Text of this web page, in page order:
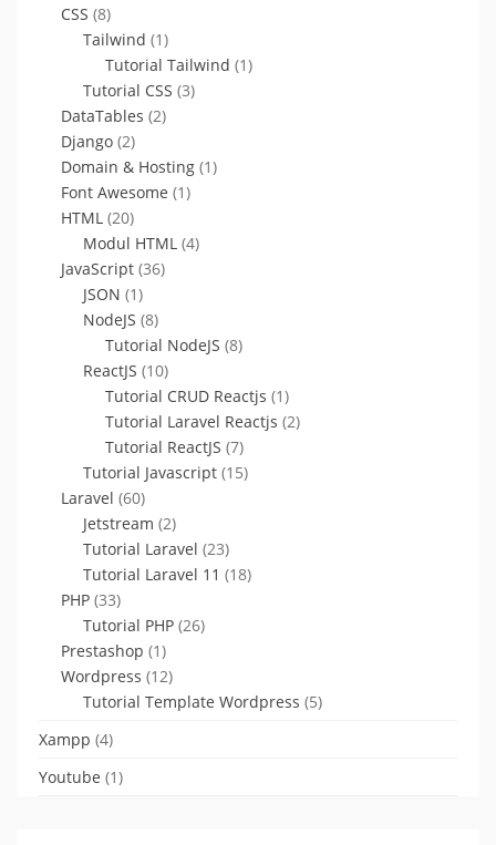
CSS (8)
Tailwind (1)
Tutorial Tailwind (1)
Tutorial CSS (3)
DataTables (2)
Django (2)
Domain & Hosting (1)
Font Awesome (1)
HTML (20)
Modul HTML (4)
JavaScript (36)
JSON (1)
NodeJS (8)
Tutorial NodeJS (8)
ReactJS (10)
Tutorial CRUD Reactjs (1)
Tutorial Laravel Reactjs (2)
Tutorial ReactJS (7)
Tutorial Javascript (15)
Laravel (60)
Jetstream (2)
Tutorial Laravel (23)
Tutorial Laravel 11 (18)
PHP (33)
Tutorial PHP (26)
Prestashop (1)
Wordpress (12)
Tutorial Template Wordpress (5)
Xampp (4)
Youtube (1)